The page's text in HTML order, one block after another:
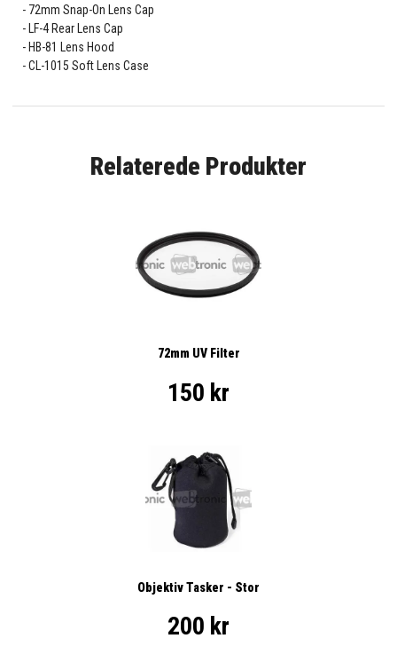
72mm Snap-On Lens Cap
LF-4 Rear Lens Cap
HB-81 Lens Hood
CL-1015 Soft Lens Case
Relaterede Produkter
72mm UV Filter
150 kr
Objektiv Tasker - Stor
200 kr